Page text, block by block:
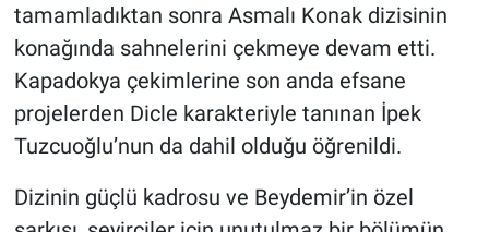
tamamladıktan sonra Asmalı Konak dizisinin
konağında sahnelerini çekmeye devam etti.
Kapadokya çekimlerine son anda efsane
projelerden Dicle karakteriyle tanınan İpek
Tuzcuoğlu’nun da dahil olduğu öğrenildi.
Dizinin güçlü kadrosu ve Beydemir’in özel